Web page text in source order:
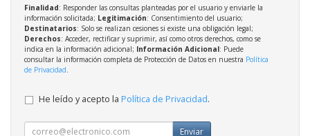
Finalidad: Responder las consultas planteadas por el usuario y enviarle la
información solicitada; Legitimación: Consentimiento del usuario;
Destinatarios: Solo se realizan cesiones si existe una obligación legal;
Derechos: Acceder, rectificar y suprimir, así como otros derechos, como se
indica en la información adicional; Información Adicional: Puede
consultar la información completa de Protección de Datos en nuestra Política
de Privacidad
He leído y acepto la Política de Privacidad.
Enviar